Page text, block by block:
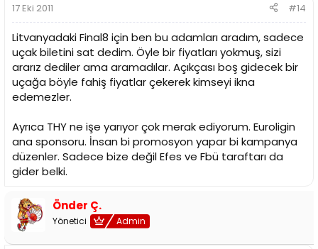
17 Eki 2011 #14
Litvanyadaki Final8 için ben bu adamları aradım, sadece
uçak biletini sat dedim. Öyle bir fiyatları yokmuş, sizi
ararız dediler ama aramadılar. Açıkçası boş gidecek bir
uçağa böyle fahiş fiyatlar çekerek kimseyi ikna
edemezler.
Ayrıca THY ne işe yarıyor çok merak ediyorum. Euroligin
ana sponsoru. İnsan bi promosyon yapar bi kampanya
düzenler. Sadece bize değil Efes ve Fbü taraftarı da
gider belki.
Önder Ç.
Yönetici Admin